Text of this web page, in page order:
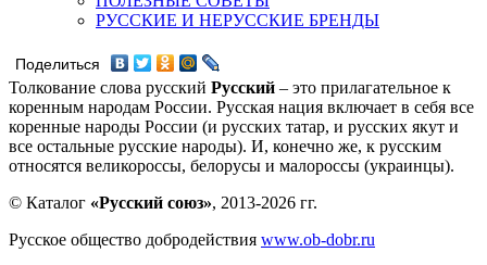
РУССКИЕ И НЕРУССКИЕ БРЕНДЫ
Поделиться
Толкование слова русский Русский – это прилагательное к
коренным народам России. Русская нация включает в себя все
коренные народы России (и русских татар, и русских якут и
все остальные русские народы). И, конечно же, к русским
относятся великороссы, белорусы и малороссы (украинцы).
© Каталог «Русский союз», 2013-2026 гг.
Русское общество добродействия www.ob-dobr.ru